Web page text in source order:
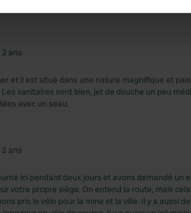
provide social media features and to
they’ve collected from your use of their
ans
et il est situé dans une nature magnifique et
sanitaires sont bien, jet de douche un peu
avec un seau.
ans
ici pendant deux jours et avons demandé un
votre propre siège. On entend la route, mais
pris le vélo pour la mine et la ville. Il y a aussi